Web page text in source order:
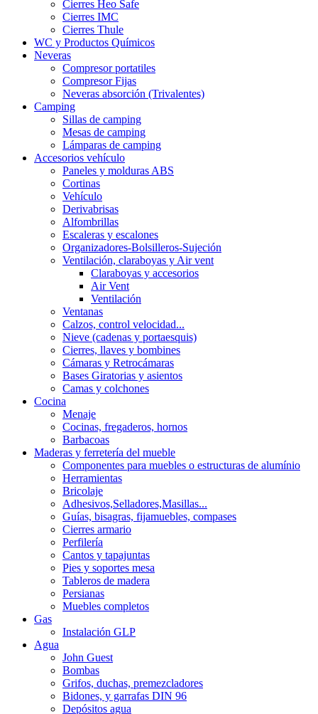
Cierres Heo Safe
Cierres IMC
Cierres Thule
WC y Productos Químicos
Neveras
Compresor portatiles
Compresor Fijas
Neveras absorción (Trivalentes)
Camping
Sillas de camping
Mesas de camping
Lámparas de camping
Accesorios vehículo
Paneles y molduras ABS
Cortinas
Vehículo
Derivabrisas
Alfombrillas
Escaleras y escalones
Organizadores-Bolsilleros-Sujeción
Ventilación, claraboyas y Air vent
Claraboyas y accesorios
Air Vent
Ventilación
Ventanas
Calzos, control velocidad...
Nieve (cadenas y portaesquis)
Cierres, llaves y bombines
Cámaras y Retrocámaras
Bases Giratorias y asientos
Camas y colchones
Cocina
Menaje
Cocinas, fregaderos, hornos
Barbacoas
Maderas y ferretería del mueble
Componentes para muebles o estructuras de alumínio
Herramientas
Bricolaje
Adhesivos,Selladores,Masillas...
Guías, bisagras, fijamuebles, compases
Cierres armario
Perfilería
Cantos y tapajuntas
Pies y soportes mesa
Tableros de madera
Persianas
Muebles completos
Gas
Instalación GLP
Agua
John Guest
Bombas
Grifos, duchas, premezcladores
Bidones, y garrafas DIN 96
Depósitos agua